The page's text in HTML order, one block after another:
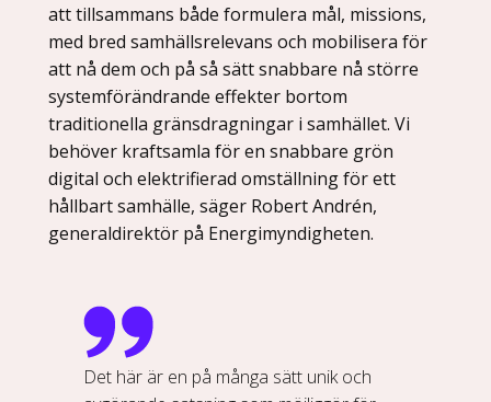
att tillsammans både formulera mål, missions,
med bred samhällsrelevans och mobilisera för
att nå dem och på så sätt snabbare nå större
systemförändrande effekter bortom
traditionella gränsdragningar i samhället. Vi
behöver kraftsamla för en snabbare grön
digital och elektrifierad omställning för ett
hållbart samhälle, säger Robert Andrén,
generaldirektör på Energimyndigheten.
Det här är en på många sätt unik och